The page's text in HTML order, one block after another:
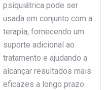
psiquiátrica pode ser
usada em conjunto com a
terapia, fornecendo um
suporte adicional ao
tratamento e ajudando a
alcançar resultados mais
eficazes a longo prazo.